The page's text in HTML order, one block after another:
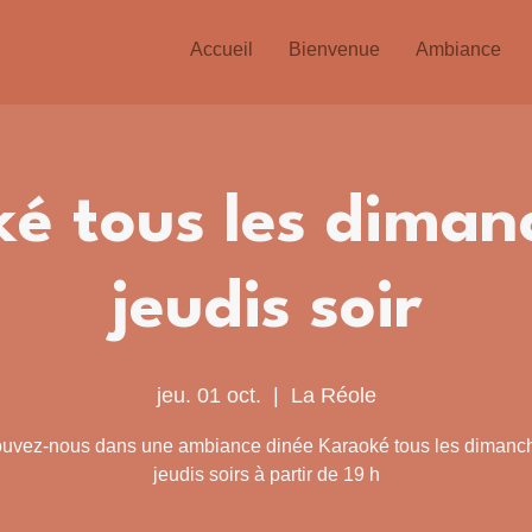
Accueil Bienvenue Ambiance
tous les
jeudis soir
jeu. 01 oct. La Réole
nous dans une ambiance dinée Karaoké tous les
jeudis soirs à partir de 19 h